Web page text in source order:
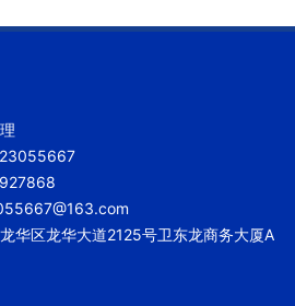
华区龙华大道2125号卫东龙商务大厦A